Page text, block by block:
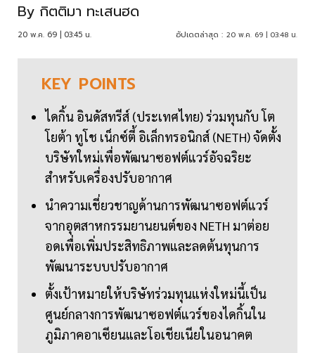
By กิตติมา ทะเสนฮด
20 พ.ค. 69 | 03:45 น. อัปเดตล่าสุด : 20 พ.ค. 69 | 03:48 น.
KEY POINTS
ไดกิ้น อินดัสทรีส์ (ประเทศไทย) ร่วมทุนกับ โต
โยต้า ทูโช เน็กซ์ตี้ อิเล็กทรอนิกส์ (NETH) จัดตั้ง
บริษัทใหม่เพื่อพัฒนาซอฟต์แวร์อัจฉริยะ
สำหรับเครื่องปรับอากาศ
นำความเชี่ยวชาญด้านการพัฒนาซอฟต์แวร์
จากอุตสาหกรรมยานยนต์ของ NETH มาต่อย
อดเพื่อเพิ่มประสิทธิภาพและลดต้นทุนการ
พัฒนาระบบปรับอากาศ
ตั้งเป้าหมายให้บริษัทร่วมทุนแห่งใหม่นี้เป็น
ศูนย์กลางการพัฒนาซอฟต์แวร์ของไดกิ้นใน
ภูมิภาคอาเซียนและโอเชียเนียในอนาคต